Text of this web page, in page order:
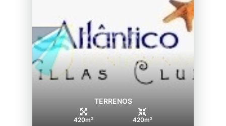
TERRENOS
420m² 420m²